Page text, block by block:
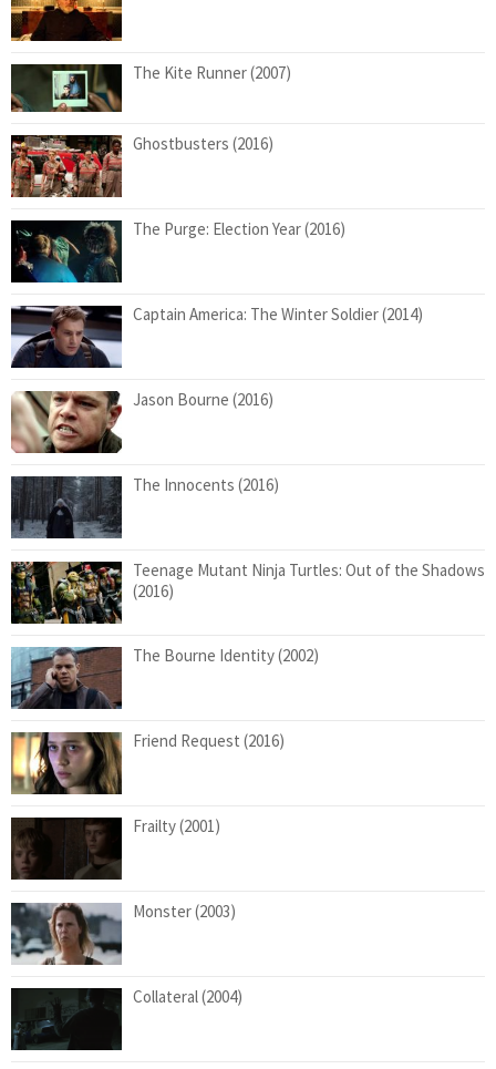
The Kite Runner (2007)
Ghostbusters (2016)
The Purge: Election Year (2016)
Captain America: The Winter Soldier (2014)
Jason Bourne (2016)
The Innocents (2016)
Teenage Mutant Ninja Turtles: Out of the Shadows
(2016)
The Bourne Identity (2002)
Friend Request (2016)
Frailty (2001)
Monster (2003)
Collateral (2004)